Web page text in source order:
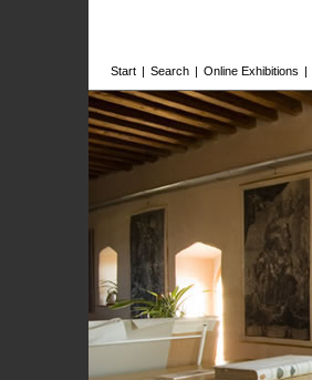
Start | Search | Online Exhibitions |